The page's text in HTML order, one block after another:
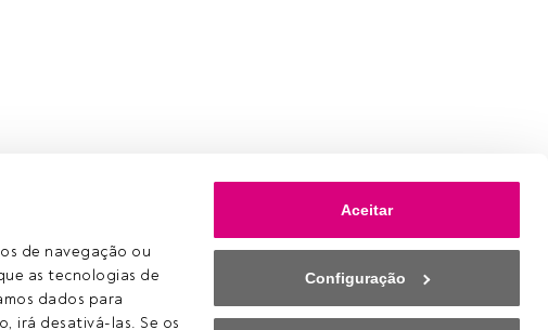
de navegação ou
as tecnologias de
dados para
irá desativá-las. Se os
Aceitar
Configuração
Thomson
Se já